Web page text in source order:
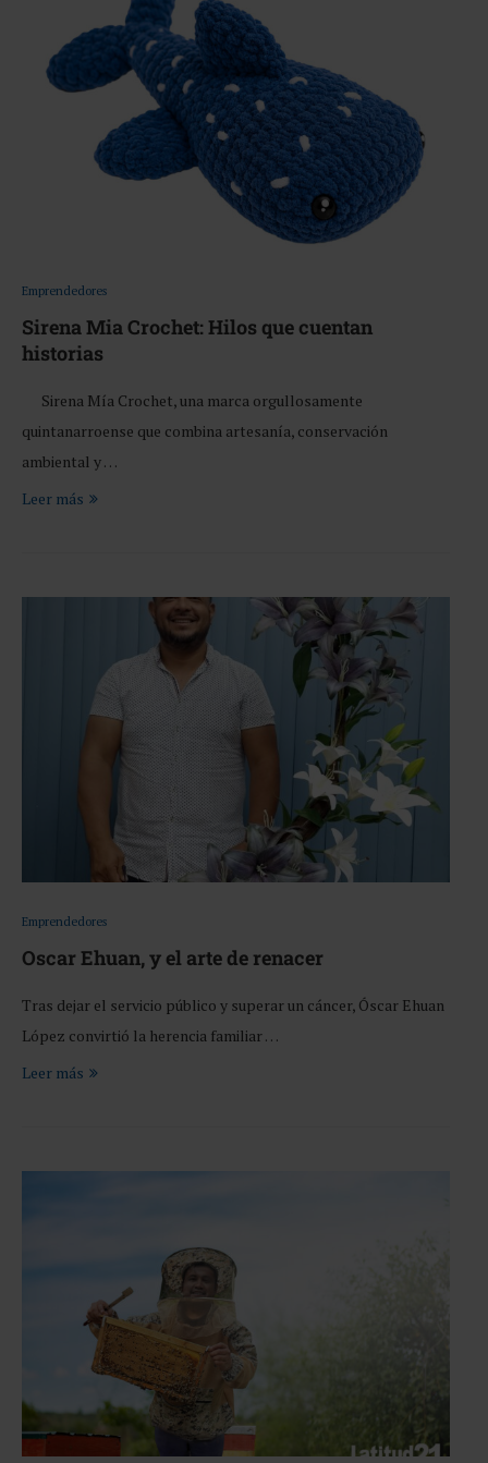
Emprendedores
Sirena Mia Crochet: Hilos que cuentan
historias
Sirena Mía Crochet, una marca orgullosamente
quintanarroense que combina artesanía, conservación
ambiental y …
Leer más
Emprendedores
Oscar Ehuan, y el arte de renacer
Tras dejar el servicio público y superar un cáncer, Óscar Ehuan
López convirtió la herencia familiar …
Leer más